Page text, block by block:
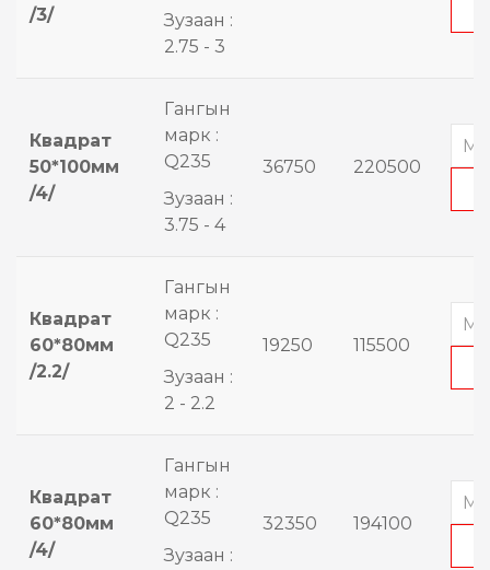
/3/
Зузаан :
2.75 - 3
Квадрат
50*100мм
/4/
Гангын
марк :
Q235
Зузаан :
3.75 - 4
36750 220500
Квадрат
60*80мм
/2.2/
Гангын
марк :
Q235
Зузаан :
2 - 2.2
19250 115500
Квадрат
60*80мм
/4/
Гангын
марк :
Q235
Зузаан :
32350 194100